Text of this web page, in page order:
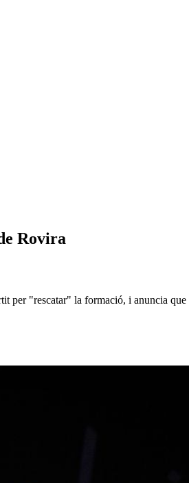
Rovira
per "rescatar" la formació, i anuncia que